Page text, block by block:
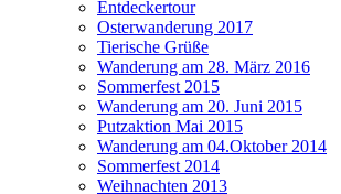
Entdeckertour
Osterwanderung 2017
Tierische Grüße
Wanderung am 28. März 2016
Sommerfest 2015
Wanderung am 20. Juni 2015
Putzaktion Mai 2015
Wanderung am 04.Oktober 2014
Sommerfest 2014
Weihnachten 2013